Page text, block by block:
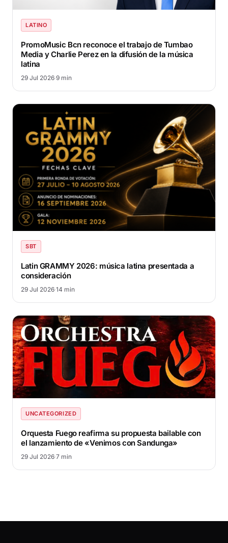
LATINO
PromoMusic Bcn reconoce el trabajo de Tumbao
Media y Charlie Perez en la difusión de la música
latina
29 Jul 2026·9 min
SBT
Latin GRAMMY 2026: música latina presentada a
consideración
29 Jul 2026·14 min
UNCATEGORIZED
Orquesta Fuego reafirma su propuesta bailable con
el lanzamiento de «Venimos con Sandunga»
29 Jul 2026·7 min